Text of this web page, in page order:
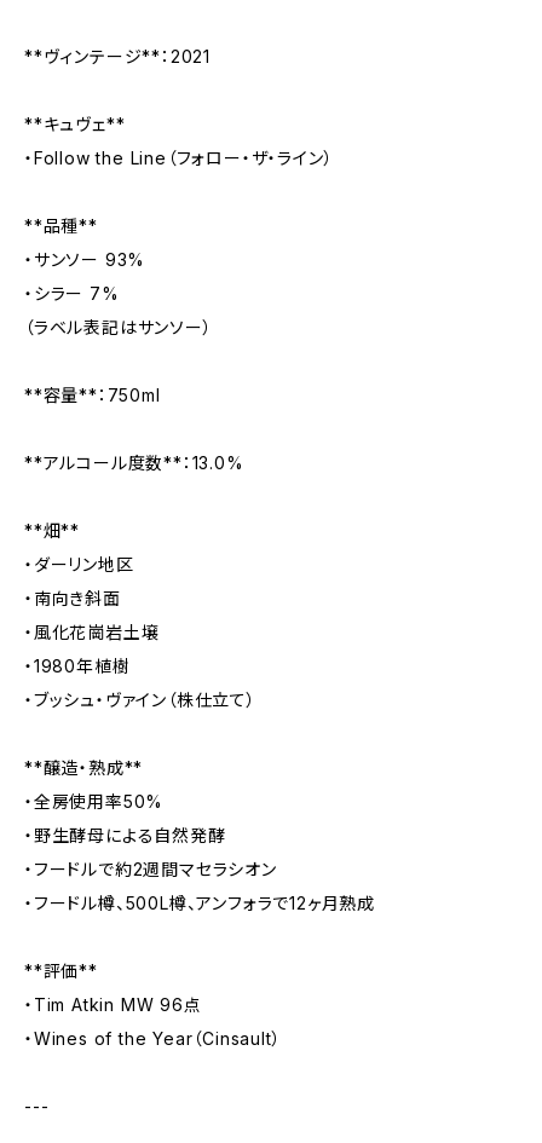
**ヴィンテージ**：2021
**キュヴェ**
・Follow the Line（フォロー・ザ・ライン）
**品種**
・サンソー 93%
・シラー 7%
（ラベル表記はサンソー）
**容量**：750ml
**アルコール度数**：13.0%
**畑**
・ダーリン地区
・南向き斜面
・風化花崗岩土壌
・1980年植樹
・ブッシュ・ヴァイン（株仕立て）
**醸造・熟成**
・全房使用率50%
・野生酵母による自然発酵
・フードルで約2週間マセラシオン
・フードル樽、500L樽、アンフォラで12ヶ月熟成
**評価**
・Tim Atkin MW 96点
・Wines of the Year（Cinsault）
---